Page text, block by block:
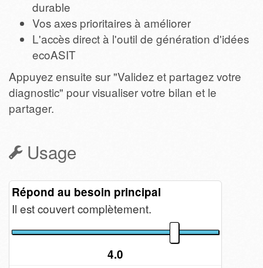
durable
Vos axes prioritaires à améliorer
L'accès direct à l'outil de génération d'idées
ecoASIT
Appuyez ensuite sur "Validez et partagez votre
diagnostic" pour visualiser votre bilan et le
partager.
Usage
Répond au besoin principal
Il est couvert complètement.
4.0